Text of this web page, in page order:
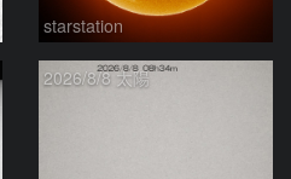
starstation
2026/8/8 太陽